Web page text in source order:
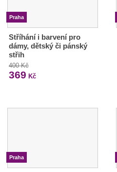
Praha
Stříhání i barvení pro
dámy, dětský či pánský
střih
400 Kč
369 Kč
Praha